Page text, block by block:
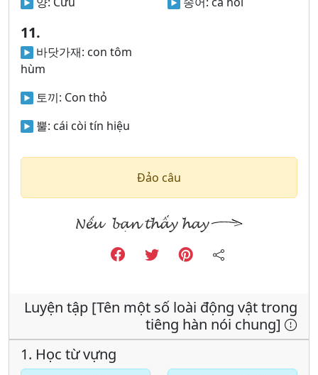
11.
바닷가재: con tôm
hùm
토끼: Con thỏ
뿔: cái còi tín hiệu
Đảo câu
Luyện tập [Tên một số loài động vật trong
tiêng hàn nói chung]
1. Học từ vựng